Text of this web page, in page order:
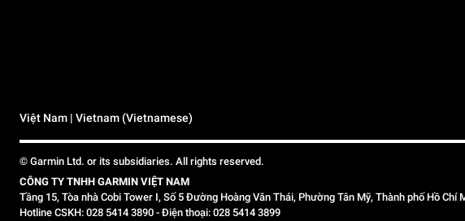
Việt Nam | Vietnam (Vietnamese)
© Garmin Ltd. or its subsidiaries. All rights reserved.
CÔNG TY TNHH GARMIN VIỆT NAM
Tầng 15, Tòa nhà Cobi Tower I, Số 5 Đường Hoàng Văn Thái, Phường Tân Mỹ, Thành phố Hồ Chí
Hotline CSKH: 028 5414 3890 - Điện thoại: 028 5414 3899